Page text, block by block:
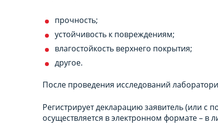
прочность;
устойчивость к повреждениям;
влагостойкость верхнего покрытия;
другое.
После проведения исследований
Регистрирует декларацию заявитель (или
осуществляется в электронном формате – в